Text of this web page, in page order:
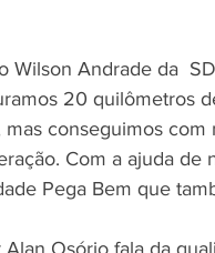
Wilson Andrade da
20 quilômetros
mas conseguimos
Com a ajuda de
Pega Bem que